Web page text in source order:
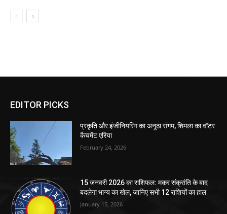
EDITOR PICKS
प्रकृति और इंजीनियरिंग का अनूठा संगम, शिमला का वॉटर
कैचमेंट एरिया
February 24, 2026
15 जनवरी 2026 का राशिफल: मकर संक्रांति के बाद
बदलेगा भाग्य का खेल, जानिए सभी 12 राशियों का हाल
January 15, 2026